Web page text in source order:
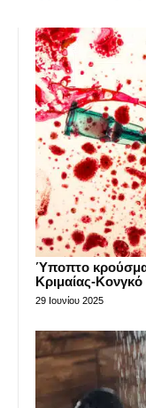
Ύποπτο κρούσμα
Κριμαίας-
29 Ιουνίου 2025